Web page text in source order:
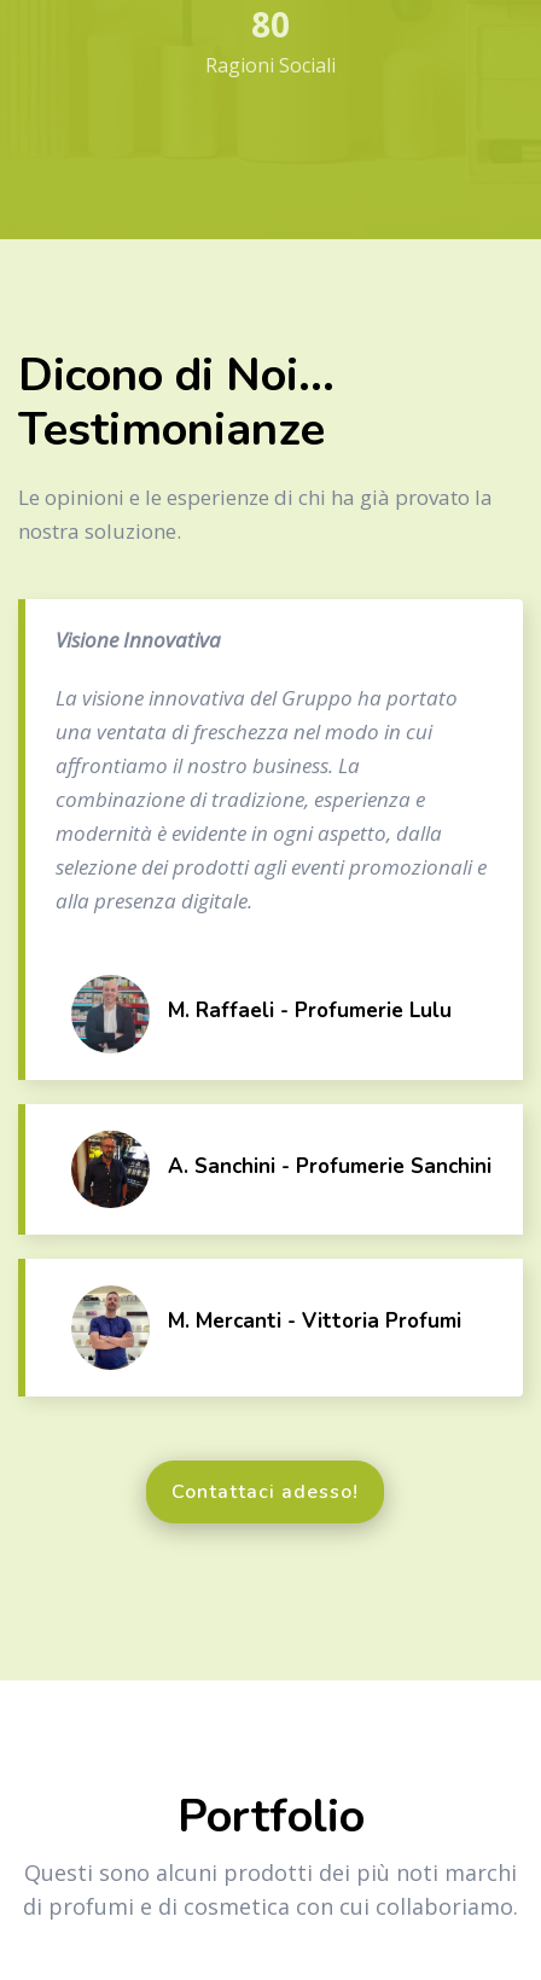
80
Ragioni Sociali
Dicono di Noi...
Testimonianze
Le opinioni e le esperienze di chi ha già provato la
nostra soluzione.
Visione Innovativa
La visione innovativa del Gruppo ha portato
una ventata di freschezza nel modo in cui
affrontiamo il nostro business. La
combinazione di tradizione, esperienza e
modernità è evidente in ogni aspetto, dalla
selezione dei prodotti agli eventi promozionali e
alla presenza digitale.
M. Raffaeli - Profumerie Lulu
A. Sanchini - Profumerie Sanchini
M. Mercanti - Vittoria Profumi
Contattaci adesso!
Portfolio
Questi sono alcuni prodotti dei più noti marchi
di profumi e di cosmetica con cui collaboriamo.